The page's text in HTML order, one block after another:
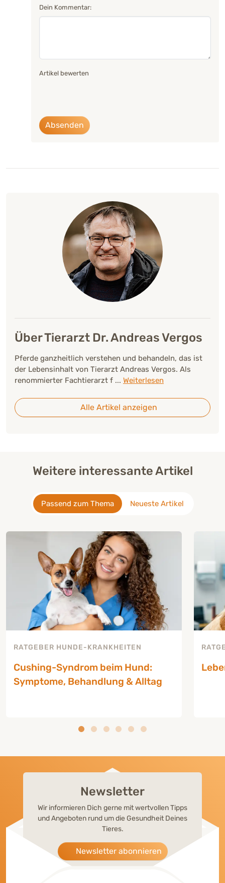
Dein Kommentar:
Artikel bewerten
Absenden
Über Tierarzt Dr. Andreas Vergos
Pferde ganzheitlich verstehen und behandeln, das ist
der Lebensinhalt von Tierarzt Andreas Vergos. Als
renommierter Fachtierarzt f ... Weiterlesen
Alle Artikel anzeigen
Weitere interessante Artikel
Passend zum Thema Neueste Artikel
RATGEBER HUNDE-KRANKHEITEN
Cushing-Syndrom beim Hund:
Symptome, Behandlung & Alltag
RATGEBER HUNDE-KRANKHEITEN
Newsletter
Wir informieren Dich gerne mit wertvollen Tipps
und Angeboten rund um die Gesundheit Deines
Tieres.
Newsletter abonnieren